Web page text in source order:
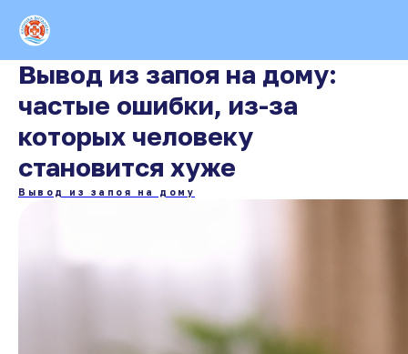
Вывод из запоя на дому:
частые ошибки, из-за
которых человеку
становится хуже
Вывод из запоя на дому